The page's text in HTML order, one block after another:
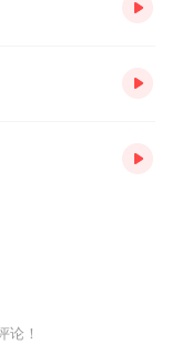
论！